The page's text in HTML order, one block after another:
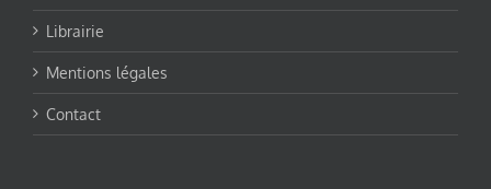
Librairie
Mentions légales
Contact